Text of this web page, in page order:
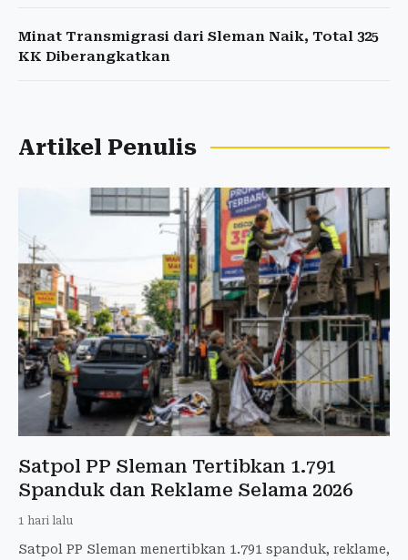
Minat Transmigrasi dari Sleman Naik, Total 325
KK Diberangkatkan
Artikel Penulis
Satpol PP Sleman Tertibkan 1.791
Spanduk dan Reklame Selama 2026
1 hari lalu
Satpol PP Sleman menertibkan 1.791 spanduk, reklame,